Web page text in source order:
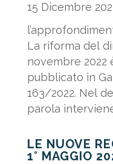
15 Dicembre
La riforma del
novembre 2022
pubblicato in
163/2022. Nel
parola
LE NUOVE
1° MAGGIO